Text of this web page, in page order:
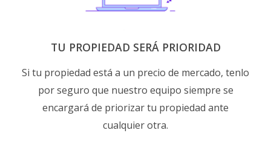
TU PROPIEDAD SERÁ PRIORIDAD
Si tu propiedad está a un precio de mercado, tenlo
por seguro que nuestro equipo siempre se
encargará de priorizar tu propiedad ante
cualquier otra.